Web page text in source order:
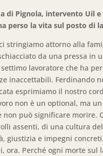
di Pignola, intervento Uil
perso la vita sul posto di
stringiamo attorno alla
da una pressa in
settimo lavoratore che ha
inaccettabili. Ferdinando
esprimiamo il nostro
non è un optional, ma
non può significare morire.
assenti, di una cultura
giustizia e impegni
ora. Perché ogni morte